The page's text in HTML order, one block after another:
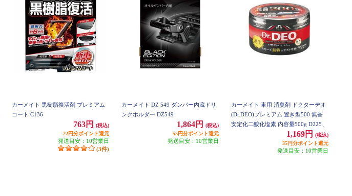
カーメイト 黒樹脂復活剤 プレミアム
コート C136
763円
(税込)
22円分ポイント還元
発送目安：10営業日
(3件)
カーメイト DZ 549 ダンパー内蔵ドリ
ンクホルダー DZ549
1,864円
(税込)
55円分ポイント還元
発送目安：10営業日
カーメイト 車用 消臭剤 ドクターデオ
(Dr.DEO)プレミアム 置き型500 無香
安定化二酸化塩素 内容量500g D225
1,169円
(税込)
35円分ポイント還元
発送目安：10営業日